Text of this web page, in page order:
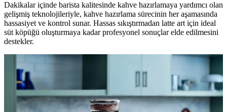
Dakikalar içinde barista kalitesinde kahve hazırlamaya yardımcı olan
gelişmiş teknolojileriyle, kahve hazırlama sürecinin her aşamasında
hassasiyet ve kontrol sunar. Hassas sıkıştırmadan latte art için ideal
süt köpüğü oluşturmaya kadar profesyonel sonuçlar elde edilmesini
destekler.